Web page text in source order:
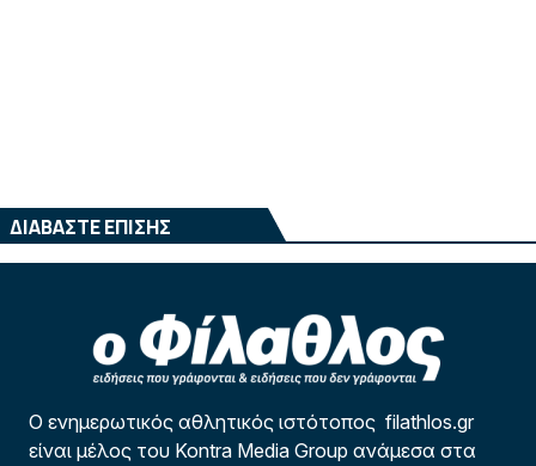
ΔΙΑΒΑΣΤΕ ΕΠΙΣΗΣ
Ο ενημερωτικός αθλητικός ιστότοπος filathlos.gr
είναι μέλος του Kontra Media Group ανάμεσα στα